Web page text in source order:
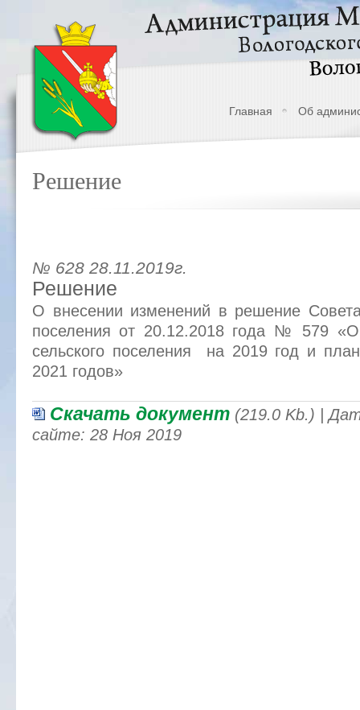
Главная Об
Решение
№ 628 28.11.2019г.
Решение
О внесении изменений в решение Совета
поселения от 20.12.2018 года № 579
сельского поселения на 2019 год и
2021 годов»
Скачать документ (219.0 Kb.) |
сайте: 28 Ноя 2019